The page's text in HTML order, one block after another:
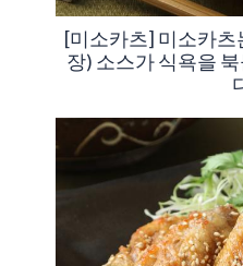
[미소카츠] 미소카츠
장) 소스가 식욕을